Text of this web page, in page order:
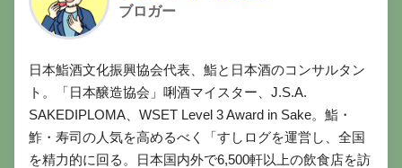
ブロガー
日本鮨酒文化振興協会代表、鮨と日本酒のコンサルタン
ト。「日本醸造協会」唎酒マイスター、J.S.A.
SAKEDIPLOMA、WSET Level 3 Award in Sake。鮨・
鮓・寿司の人気を高めるべく「すしログを運営し、全国
を精力的に回る。日本国内外で6,500軒以上の飲食店を訪